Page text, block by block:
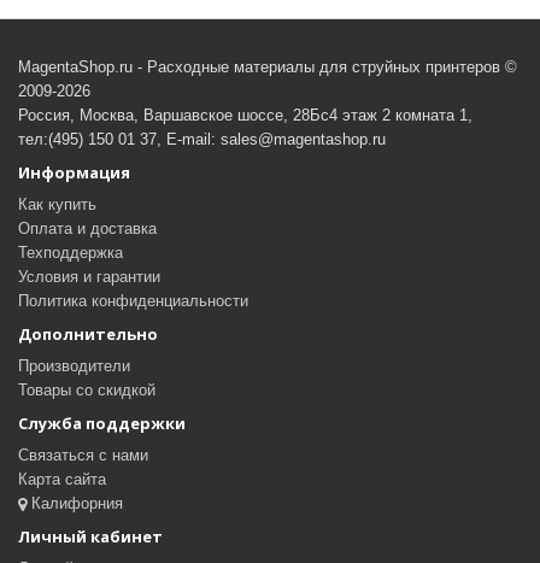
MagentaShop.ru - Расходные материалы для струйных принтеров ©
2009-2026
Россия, Москва, Варшавское шоссе, 28Бс4 этаж 2 комната 1,
тел:(495) 150 01 37, E-mail: sales@magentashop.ru
Информация
Как купить
Оплата и доставка
Техподдержка
Условия и гарантии
Политика конфиденциальности
Дополнительно
Производители
Товары со скидкой
Служба поддержки
Связаться с нами
Карта сайта
Калифорния
Личный кабинет